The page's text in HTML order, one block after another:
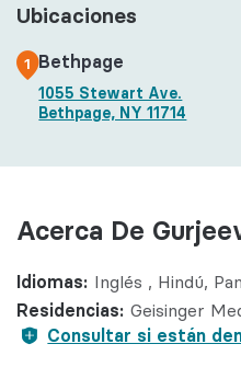
Ubicaciones
1 Bethpage
1055 Stewart Ave.
Bethpage, NY 11714
Acerca De
Idiomas: Inglés Hindú
Residencias: Geisinger
Consultar si están